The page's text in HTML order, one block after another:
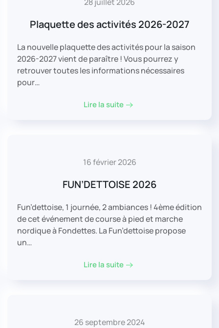
28 juillet 2026
Plaquette des activités 2026-2027
La nouvelle plaquette des activités pour la saison
2026-2027 vient de paraître ! Vous pourrez y
retrouver toutes les informations nécessaires
pour…
Lire la suite
16 février 2026
FUN’DETTOISE 2026
Fun’dettoise, 1 journée, 2 ambiances ! 4ème édition
de cet événement de course à pied et marche
nordique à Fondettes. La Fun’dettoise propose
un…
Lire la suite
26 septembre 2024